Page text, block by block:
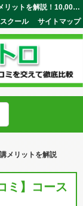
【イングリッシュセントラル口コミ】コース料金や受講メリットを解説！10,000万本以上のライブ感溢れる動画学習が可能英語マエストロ
サイトマップ
クール
メリットを解説
ミ】コース